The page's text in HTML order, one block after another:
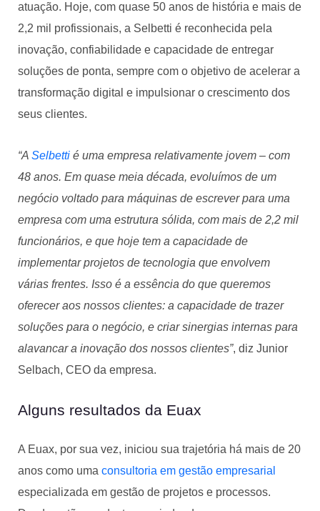
atuação. Hoje, com quase 50 anos de história e mais de
2,2 mil profissionais, a Selbetti é reconhecida pela
inovação, confiabilidade e capacidade de entregar
soluções de ponta, sempre com o objetivo de acelerar a
transformação digital e impulsionar o crescimento dos
seus clientes.
“A Selbetti é uma empresa relativamente jovem – com
48 anos. Em quase meia década, evoluímos de um
negócio voltado para máquinas de escrever para uma
empresa com uma estrutura sólida, com mais de 2,2 mil
funcionários, e que hoje tem a capacidade de
implementar projetos de tecnologia que envolvem
várias frentes. Isso é a essência do que queremos
oferecer aos nossos clientes: a capacidade de trazer
soluções para o negócio, e criar sinergias internas para
alavancar a inovação dos nossos clientes”, diz Junior
Selbach, CEO da empresa.
Alguns resultados da Euax
A Euax, por sua vez, iniciou sua trajetória há mais de 20
anos como uma consultoria em gestão empresarial
especializada em gestão de projetos e processos.